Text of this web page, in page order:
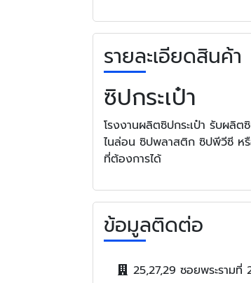
รายละเอียดสินค้า
ซิปกระเป๋า
โรงงานผลิตซิปกระเป๋า รับผลิ
ไนล่อน ซิปพลาสติก ซิปพีวีซี ห
ที่ต้องการได้
ข้อมูลติดต่อ
25,27,29 ซอยพระราม